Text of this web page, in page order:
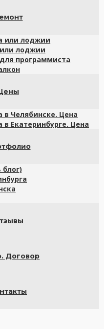
или лоджии
лоджии
программиста
в Челябинске. Цена
в Екатеринбурге. Цена
Договор